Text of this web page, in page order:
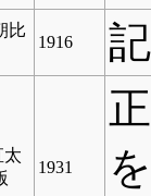
比
1916
太
1931